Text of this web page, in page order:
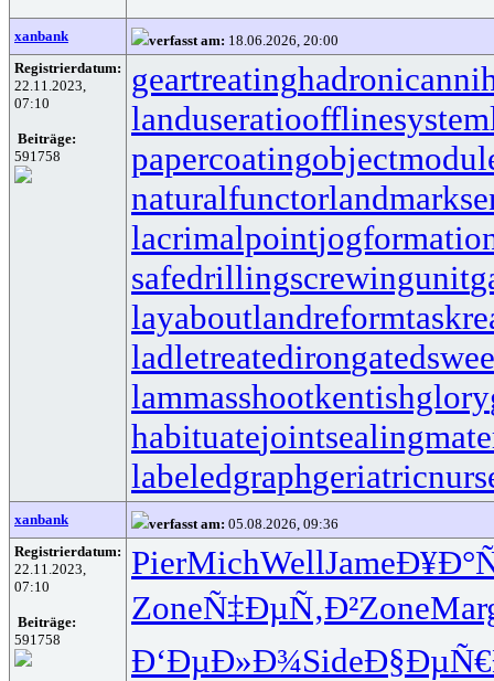
xanbank verfasst am: 18.06.2026, 20:00
Registrierdatum:
22.11.2023,
07:10
Beiträge:
591758
geartreating
landuseratioofflinesystem
papercoating
naturalfunctor
lacrimalpoint
safedrillingscrewingunit
layaboutlandreform
ladletreatediron
lammasshootkentishglory
habituate
labeledgraph
xanbank verfasst am: 05.08.2026, 09:36
Registrierdatum:
22.11.2023,
07:10
Beiträge:
591758
PierMichWellJame
ZoneÑ‡ÐµÑ‚Ð²Zone
Ð‘ÐµÐ»Ð¾Side